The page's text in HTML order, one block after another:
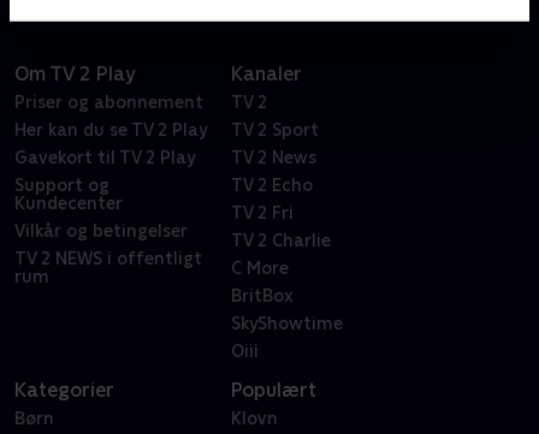
Om TV 2 Play
Priser og abonnement
Her kan du se TV 2 Play
Gavekort til TV 2 Play
Support og
Kundecenter
Vilkår og betingelser
TV 2 NEWS i offentligt
rum
Kanaler
TV 2
TV 2 Sport
TV 2 News
TV 2 Echo
TV 2 Fri
TV 2 Charlie
C More
BritBox
SkyShowtime
Oiii
Kategorier
Børn
Populært
Klovn